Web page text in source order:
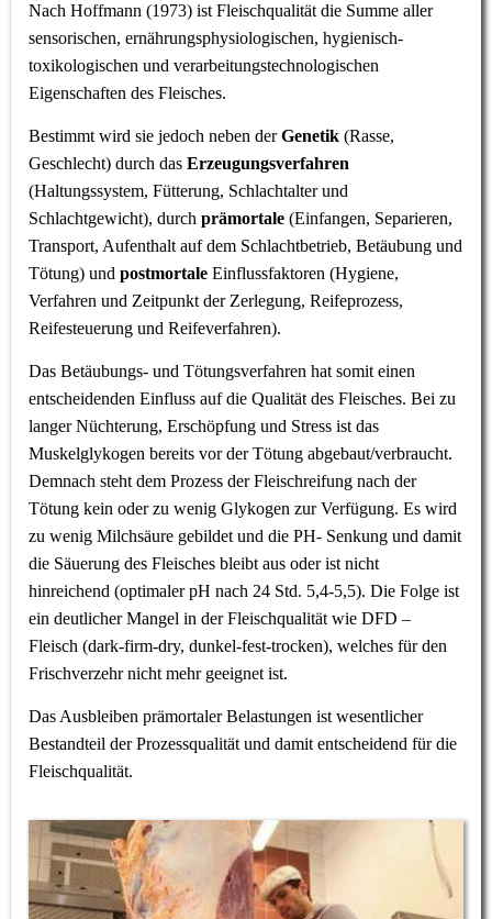
Nach Hoffmann (1973) ist Fleischqualität die Summe aller
sensorischen, ernährungsphysiologischen, hygienisch-
toxikologischen und verarbeitungstechnologischen
Eigenschaften des Fleisches.
Bestimmt wird sie jedoch neben derGenetik (Rasse,
Geschlecht) durch dasErzeugungsverfahren
(Haltungssystem, Fütterung, Schlachtalter und
Schlachtgewicht), durchprämortale (Einfangen, Separieren,
Transport, Aufenthalt auf dem Schlachtbetrieb, Betäubung und
Tötung) undpostmortale Einflussfaktoren (Hygiene,
Verfahren und Zeitpunkt der Zerlegung, Reifeprozess,
Reifesteuerung und Reifeverfahren).
Das Betäubungs- und Tötungsverfahren hat somit einen
entscheidenden Einfluss auf die Qualität des Fleisches. Bei zu
langer Nüchterung, Erschöpfung und Stress ist das
Muskelglykogen bereits vor der Tötung abgebaut/verbraucht.
Demnach steht dem Prozess der Fleischreifung nach der
Tötung kein oder zu wenig Glykogen zur Verfügung. Es wird
zu wenig Milchsäure gebildet und die PH- Senkung und damit
die Säuerung des Fleisches bleibt aus oder ist nicht
hinreichend (optimaler pH nach 24 Std. 5,4-5,5). Die Folge ist
ein deutlicher Mangel in der Fleischqualität wie DFD –
Fleisch (dark-firm-dry, dunkel-fest-trocken), welches für den
Frischverzehr nicht mehr geeignet ist.
Das Ausbleiben prämortaler Belastungen ist wesentlicher
Bestandteil der Prozessqualität und damit entscheidend für die
Fleischqualität.